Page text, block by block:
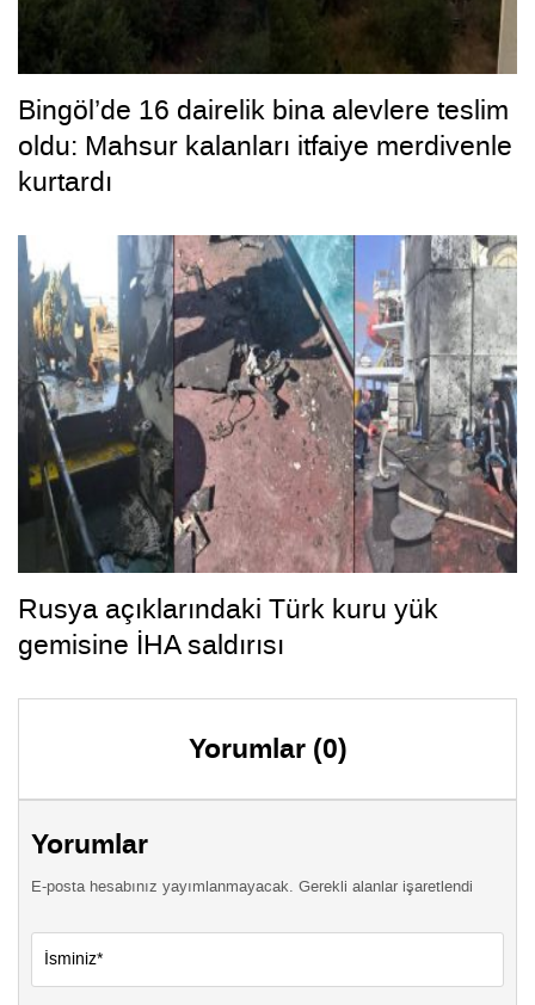
Bingöl’de 16 dairelik bina alevlere teslim
oldu: Mahsur kalanları itfaiye merdivenle
kurtardı
Rusya açıklarındaki Türk kuru yük
gemisine İHA saldırısı
Yorumlar (0)
Yorumlar
E-posta hesabınız yayımlanmayacak. Gerekli alanlar işaretlendi